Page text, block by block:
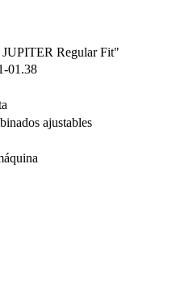
JUPITER Regular Fit"
01.38
ajustables